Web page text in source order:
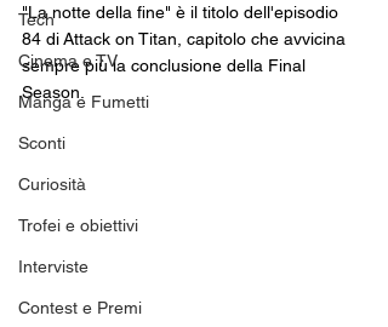
Tech
Cinema e TV
Manga e Fumetti
Sconti
Curiosità
Trofei e obiettivi
Interviste
Contest e Premi
"La notte della fine" è il titolo dell'episodio
84 di Attack on Titan, capitolo che avvicina
sempre più la conclusione della Final
Season.